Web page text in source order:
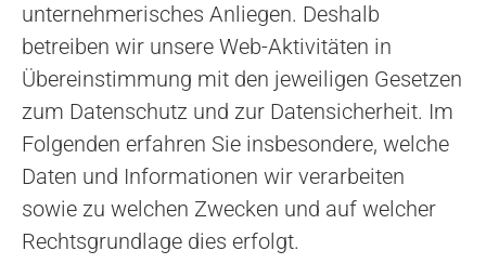
unternehmerisches Anliegen. Deshalb
betreiben wir unsere Web-Aktivitäten in
Übereinstimmung mit den jeweiligen Gesetzen
zum Datenschutz und zur Datensicherheit. Im
Folgenden erfahren Sie insbesondere, welche
Daten und Informationen wir verarbeiten
sowie zu welchen Zwecken und auf welcher
Rechtsgrundlage dies erfolgt.